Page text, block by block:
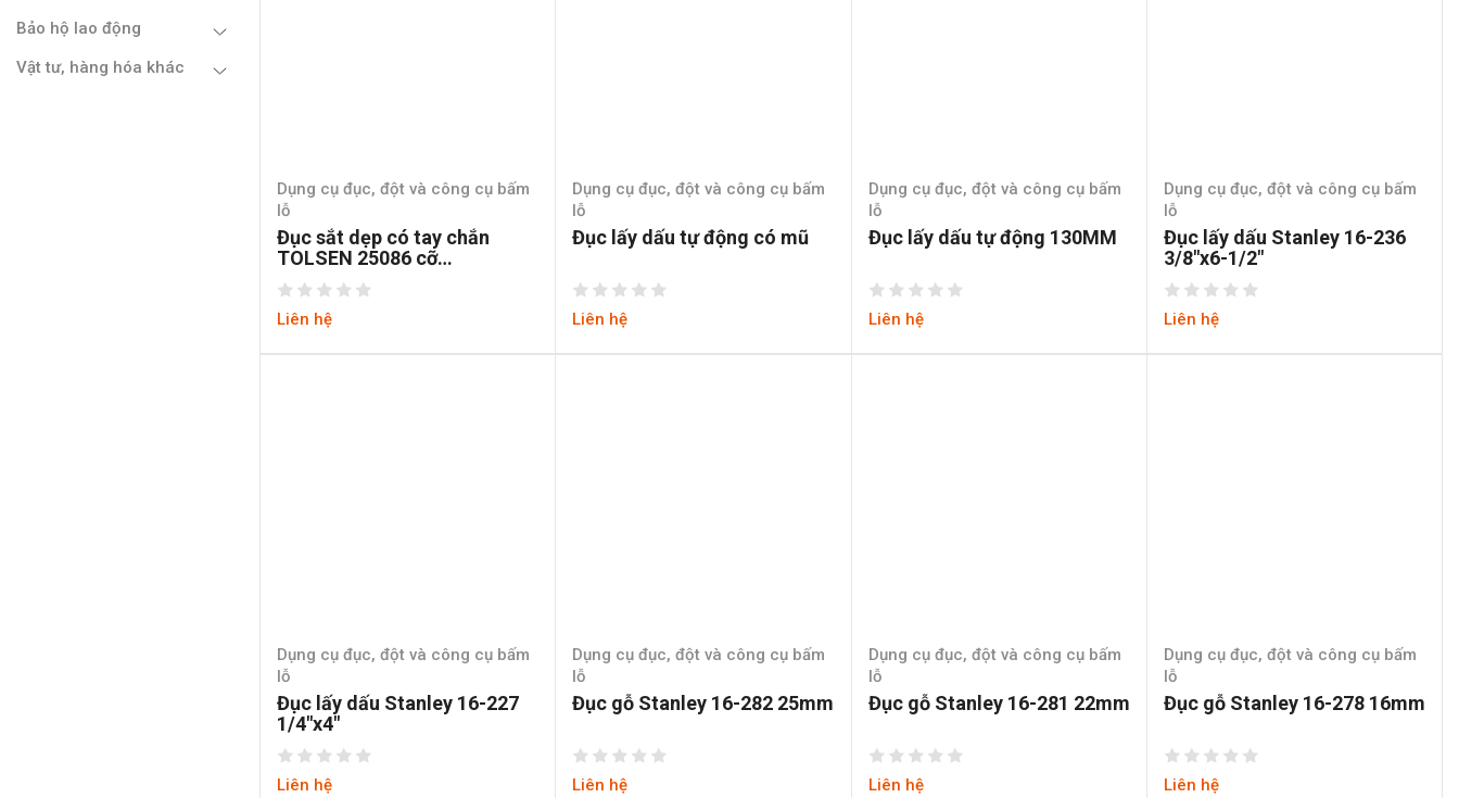
Bảo hộ lao động
Vật tư, hàng hóa khác
Dụng cụ đục, đột và công cụ bấm
lỗ
Đục sắt dẹp có tay chắn
TOLSEN 25086 cỡ
22X16X250MM
Liên hệ
Dụng cụ đục, đột và công cụ bấm
lỗ
Đục lấy dấu tự động có mũ
Liên hệ
Dụng cụ đục, đột và công cụ bấm
lỗ
Đục lấy dấu tự động 130MM
Liên hệ
Dụng cụ đục, đột và công cụ bấm
lỗ
Đục lấy dấu Stanley 16-236
3/8″x6-1/2″
Liên hệ
Dụng cụ đục, đột và công cụ bấm
lỗ
Đục lấy dấu Stanley 16-227
1/4″x4″
Liên hệ
Dụng cụ đục, đột và công cụ bấm
lỗ
Đục gỗ Stanley 16-282 25mm
Liên hệ
Dụng cụ đục, đột và công cụ bấm
lỗ
Đục gỗ Stanley 16-281 22mm
Liên hệ
Dụng cụ đục, đột và công cụ bấm
lỗ
Đục gỗ Stanley 16-278 16mm
Liên hệ